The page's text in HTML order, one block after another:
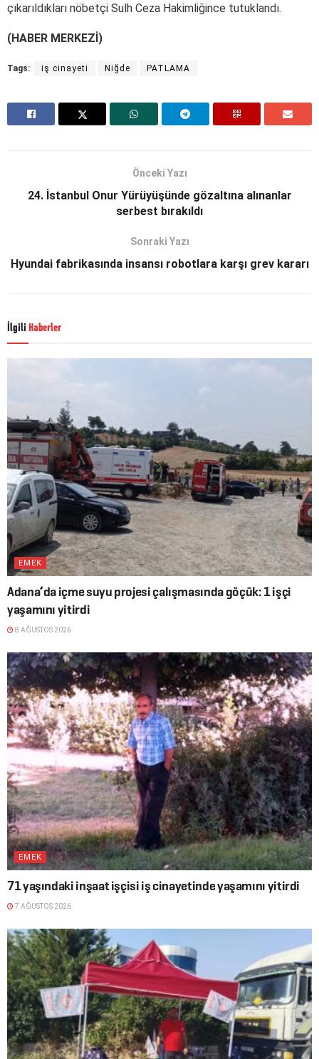
çıkarıldıkları nöbetçi Sulh Ceza Hakimliğince tutuklandı.
(HABER MERKEZİ)
Tags: iş cinayeti Niğde PATLAMA
Önceki Yazı
24. İstanbul Onur Yürüyüşünde gözaltına alınanlar
serbest bırakıldı
Sonraki Yazı
Hyundai fabrikasında insansı robotlara karşı grev kararı
İlgili Haberler
EMEK
Adana’da içme suyu projesi çalışmasında göçük: 1 işçi
yaşamını yitirdi
8 AĞUSTOS 2026
EMEK
71 yaşındaki inşaat işçisi iş cinayetinde yaşamını yitirdi
7 AĞUSTOS 2026